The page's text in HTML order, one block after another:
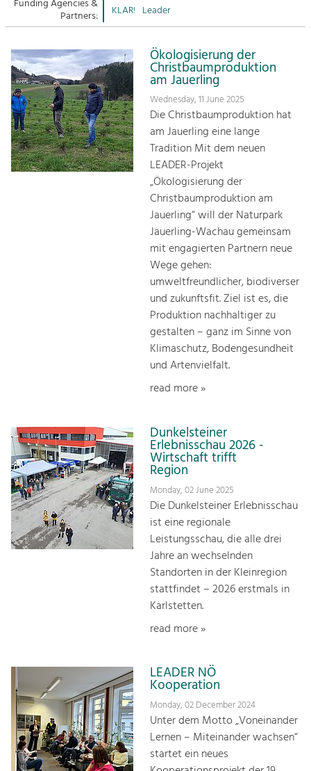
SitemapLandscape.
Tourism
Offer Development and Positioning
Art & Culture
Crafts, Science and Research.
Social Affairs, Education
Equality, Youth and Integration.
Climate Change, Public Transport and
Funding Agencies &
Partners: KLAR! Leader
Ökologisierung der
Christbaumproduktion
am Jauerling
Wednesday, 11 June 2025
Die Christbaumproduktion hat
am Jauerling eine lange
Tradition Mit dem neuen
LEADER-Projekt
„Ökologisierung der
Christbaumproduktion am
Jauerling“ will der Naturpark
Jauerling-Wachau gemeinsam
mit engagierten Partnern neue
Wege gehen:
umweltfreundlicher, biodiverser
und zukunftsfit. Ziel ist es, die
Produktion nachhaltiger zu
gestalten – ganz im Sinne von
Klimaschutz, Bodengesundheit
und Artenvielfalt.
read more »
Dunkelsteiner
Erlebnisschau 2026 -
Wirtschaft trifft
Region
Monday, 02 June 2025
Die Dunkelsteiner Erlebnisschau
ist eine regionale
Leistungsschau, die alle drei
Jahre an wechselnden
Standorten in der Kleinregion
stattfindet – 2026 erstmals in
Karlstetten.
read more »
LEADER NÖ
Kooperation
Monday, 02 December 2024
Unter dem Motto „Voneinander
Lernen – Miteinander wachsen“
startet ein neues